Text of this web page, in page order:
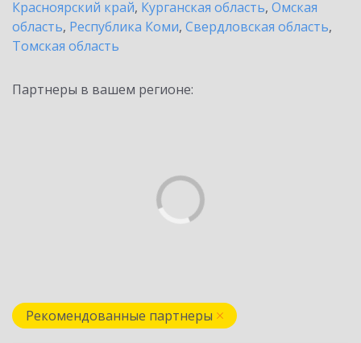
Красноярский край, Курганская область, Омская
область, Республика Коми, Свердловская область,
Томская область
Партнеры в вашем регионе:
Рекомендованные партнеры